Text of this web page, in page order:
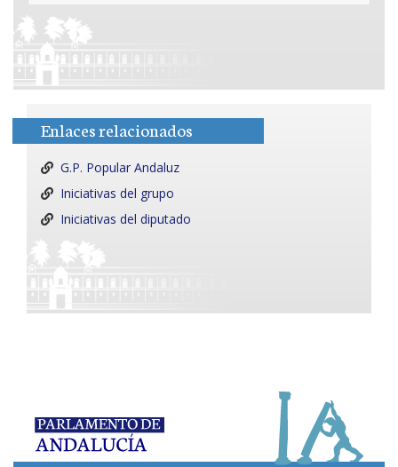
Enlaces relacionados
G.P. Popular Andaluz
Iniciativas del grupo
Iniciativas del diputado